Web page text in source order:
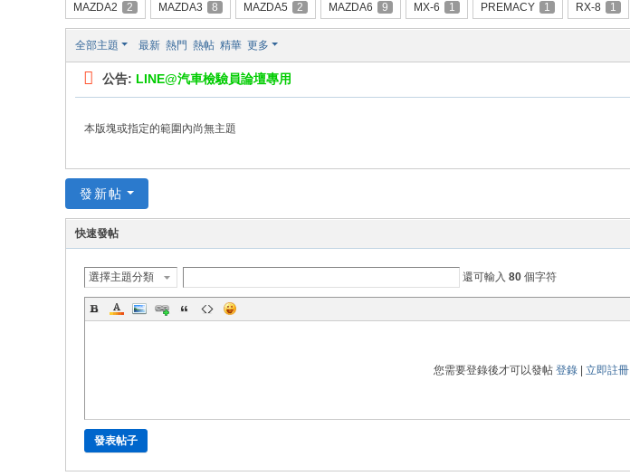
MAZDA2 2 MAZDA3 8 MAZDA5 2 MAZDA6 9 MX-6 1 PREMACY 1 RX-8 1
全部主題 最新 熱門 熱帖 精華 更多
公告: LINE@汽車檢驗員論壇專用
本版塊或指定的範圍內尚無主題
發新帖
快速發帖
選擇主題分類 還可輸入 80 個字符
您需要登錄後才可以發帖 登錄 立即註冊
發表帖子